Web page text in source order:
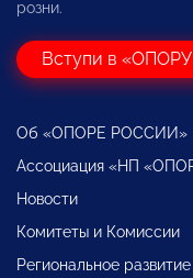
розни.
Вступи в
Об «ОПОРЕ РОССИИ»
Ассоциация «НП
Новости
Комитеты и Комиссии
Региональное развитие